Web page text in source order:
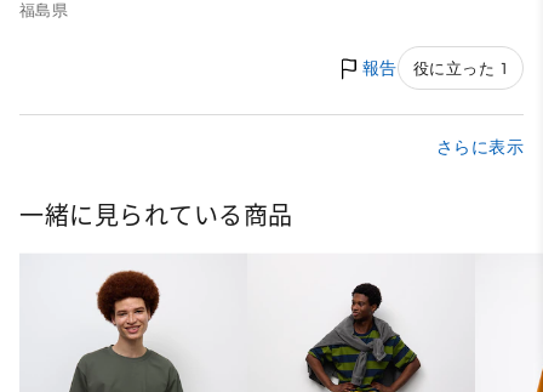
福島県
報告 役に立った 1
さらに表示
一緒に見られている商品